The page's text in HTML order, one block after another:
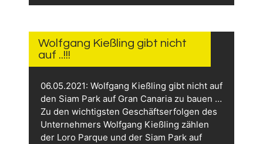
Wolfgang Kießling gibt nicht
auf ..!!!
06.05.2021: Wolfgang Kießling gibt nicht auf
den Siam Park auf Gran Canaria zu bauen …
Zu den wichtigsten Geschäftserfolgen des
Unternehmers Wolfgang Kießling zählen
der Loro Parque und der Siam Park auf